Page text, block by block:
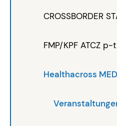
CROSSBORDER
FMP/KPF ATCZ
Healthacross